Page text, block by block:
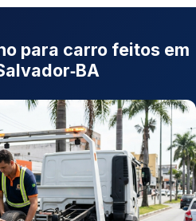
para carro feitos em